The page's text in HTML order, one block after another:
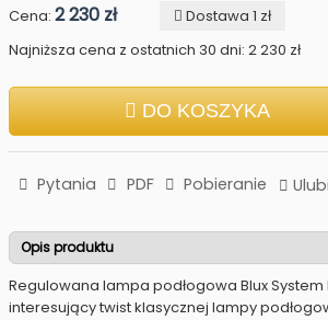
Cena: 2 230 zł
Dostawa 1 zł
Najniższa cena z ostatnich 30 dni: 2 230 zł
DO KOSZYKA
Pytania PDF Pobieranie
Opis produktu
Regulowana lampa podłogowa Blux System
interesujący twist klasycznej lampy